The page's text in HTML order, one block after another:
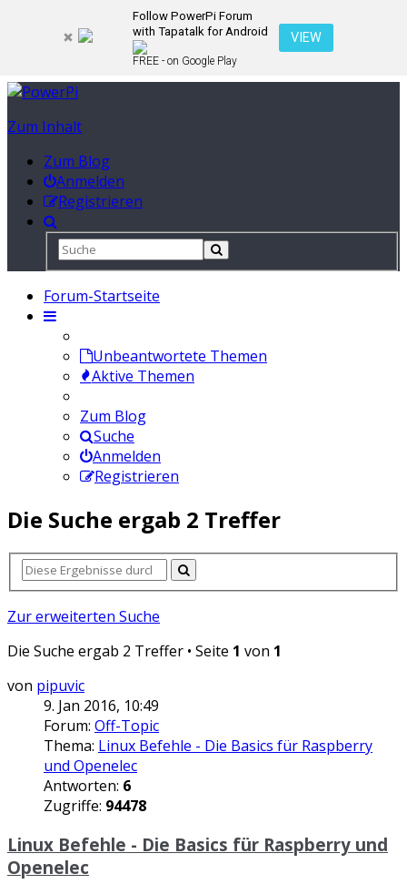
Follow PowerPi Forum
with Tapatalk for Android
FREE - on Google Play
VIEW
Zum Inhalt
Zum Blog
Anmelden
Registrieren
Forum-Startseite
Unbeantwortete Themen
Aktive Themen
Zum Blog
Suche
Anmelden
Registrieren
Die Suche ergab 2 Treffer
Zur erweiterten Suche
Die Suche ergab 2 Treffer • Seite 1 von 1
von pipuvic
9. Jan 2016, 10:49
Forum: Off-Topic
Thema: Linux Befehle - Die Basics für Raspberry
und Openelec
Antworten: 6
Zugriffe: 94478
Linux Befehle - Die Basics für Raspberry und
Openelec